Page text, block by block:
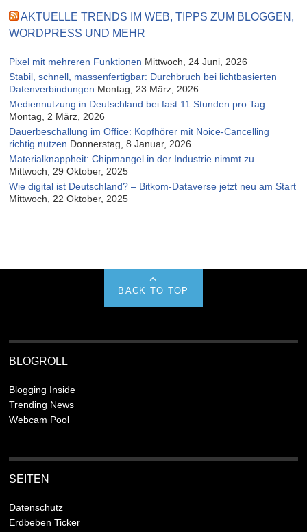
AKTUELLE TRENDS IM WEB, TIPPS ZUM BLOGGEN,
WORDPRESS UND MEHR
Pixel mit mehreren Funktionen Mittwoch, 24 Juni, 2026
Stabil, schnell, massenfertigbar: Durchbruch bei lichtbasierten
Datenverbindungen Montag, 23 März, 2026
Mediennutzung in Deutschland bei fast 11 Stunden pro Tag
Montag, 2 März, 2026
Dauerbeschallung im Office: Kopfhörer mit Noice-Cancelling
richtig nutzen Donnerstag, 8 Januar, 2026
Materialknappheit: Chipmangel in der Industrie nimmt zu
Mittwoch, 29 Oktober, 2025
Wie digital ist Deutschland? – Bitkom-Dataverse jetzt neu am Start
Mittwoch, 22 Oktober, 2025
BACK TO TOP
BLOGROLL
Blogging Inside
Trending News
Webcam Pool
SEITEN
Datenschutz
Erdbeben Ticker